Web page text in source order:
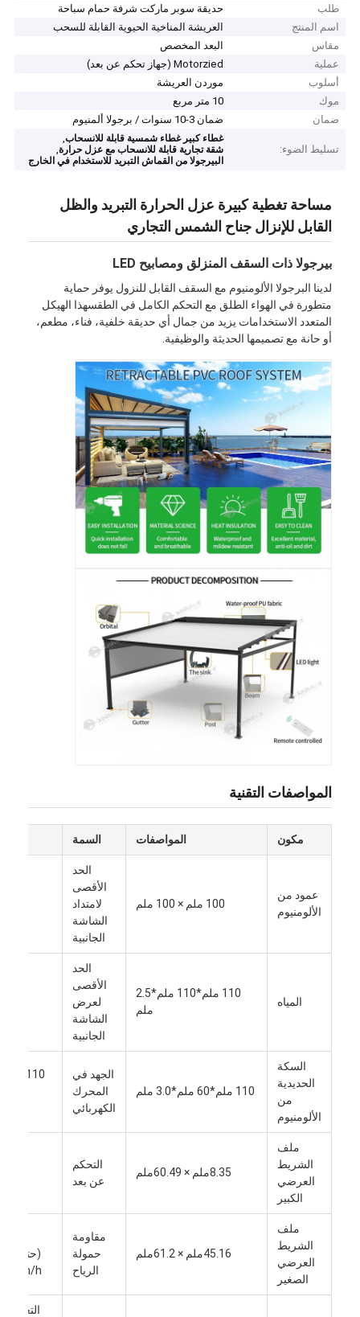
المنتجات
جولة في المصنع
أخبار
نتحدث الآن
البيرجولا ذات الستائر من الألومنيوم
البيرجولا القابلة للانسحاب
طلب
حديقة سوبر ماركت شرفة حمام سباحة
اسم المنتج
العريشة المناخية الحيوية القابلة للسحب
مقاس
البعد المخصص
عملية
Motorzied (جهاز تحكم عن بعد)
أسلوب
موردن العريشة
موك
10 متر مربع
ضمان
ضمان 3-10 سنوات / برجولا ألمنيوم
تسليط الضوء:
غطاء كبير غطاء شمسية قابلة للانسحاب,
شقة تجارية قابلة للانسحاب مع عزل حرارة,
البيرجولا من القماش التبريد للاستخدام في الخارج
مساحة تغطية كبيرة عزل الحرارة التبريد والظل
القابل للإنزال جناح الشمس التجاري
بيرجولا ذات السقف المنزلق ومصابيح LED
لدينا البرجولا الألومنيوم مع السقف القابل للنزول يوفر حماية
متطورة في الهواء الطلق مع التحكم الكامل في الطقسهذا الهيكل
المتعدد الاستخدامات يزيد من جمال أي حديقة خلفية، فناء، مطعم،
أو حانة مع تصميمها الحديثة والوظيفية.
المواصفات التقنية
مكون المواصفات السمة
عمود من
الألومنيوم
100 ملم × 100 ملم
الحد
الأقصى
لامتداد
الشاشة
الجانبية
المياه
110 ملم*110 ملم*2.5
ملم
الحد
الأقصى
لعرض
الشاشة
الجانبية
السكة
الحديدية
من
الألومنيوم
110 ملم*60 ملم*3.0 ملم
الجهد في
المحرك
الكهربائي
ملف
الشريط
العرضي
الكبير
8.35ملم × 60.49ملم
التحكم
عن بعد
ملف
الشريط
العرضي
الصغير
45.16ملم × 61.2ملم
مقاومة
حمولة
الرياح
60km/h)